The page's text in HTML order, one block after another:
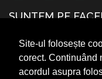
Site-ul folosește
corect. Continuând
acordul asupra
SUNTEM PE